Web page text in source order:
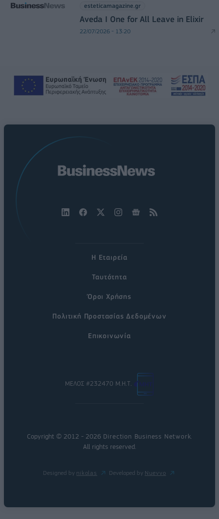
esteticamagazine.gr
Aveda I One for All Leave in Elixir
22/07/2026 - 13:20
Η Εταιρεία
Ταυτότητα
Όροι Χρήσης
Πολιτική Προστασίας Δεδομένων
Επικοινωνία
ΜΕΛΟΣ #232470 Μ.Η.Τ.
Copyright © 2012 - 2026 Direction Business Network.
All rights reserved.
Designed by nikolas Developed by Nuevvo